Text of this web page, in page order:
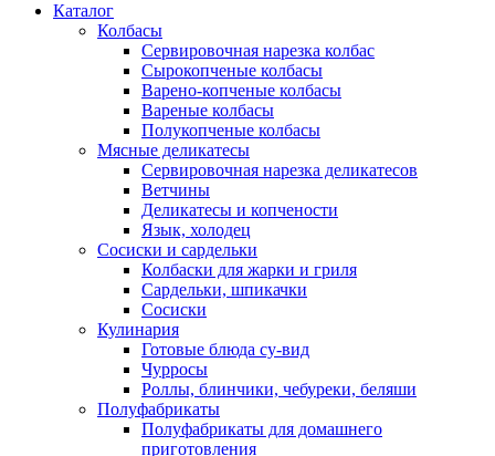
Каталог
Колбасы
Сервировочная нарезка колбас
Сырокопченые колбасы
Варено-копченые колбасы
Вареные колбасы
Полукопченые колбасы
Мясные деликатесы
Сервировочная нарезка деликатесов
Ветчины
Деликатесы и копчености
Язык, холодец
Сосиски и сардельки
Колбаски для жарки и гриля
Сардельки, шпикачки
Сосиски
Кулинария
Готовые блюда су-вид
Чурросы
Роллы, блинчики, чебуреки, беляши
Полуфабрикаты
Полуфабрикаты для домашнего
приготовления